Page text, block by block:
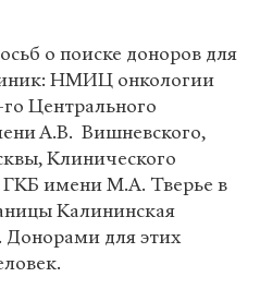
о поиске доноров для
НМИЦ онкологии
Центрального
А.В. Вишневского,
Клинического
имени М.А. Тверье в
Калининская
для этих